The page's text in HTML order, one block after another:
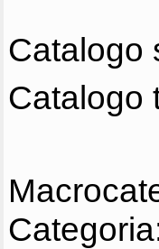
Catalogo
Catalogo